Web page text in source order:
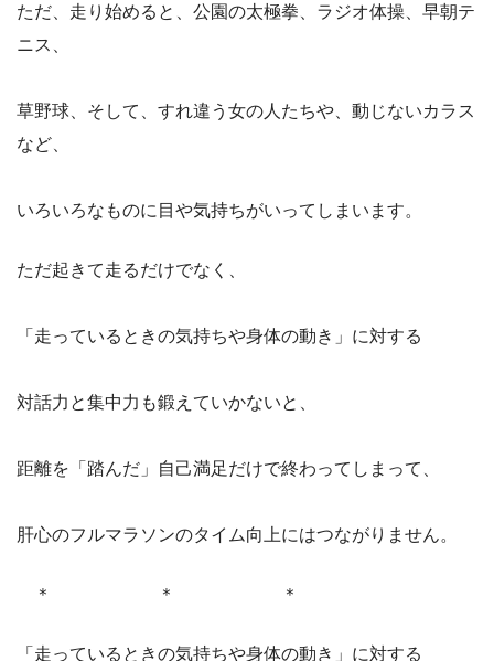
ただ、走り始めると、公園の太極拳、ラジオ体操、早朝テ
ニス、
草野球、そして、すれ違う女の人たちや、動じないカラス
など、
いろいろなものに目や気持ちがいってしまいます。
ただ起きて走るだけでなく、
「走っているときの気持ちや身体の動き」に対する
対話力と集中力も鍛えていかないと、
距離を「踏んだ」自己満足だけで終わってしまって、
肝心のフルマラソンのタイム向上にはつながりません。
＊ ＊ ＊
「走っているときの気持ちや身体の動き」に対する